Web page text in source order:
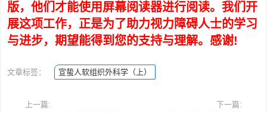
版，他们才能使用屏幕阅读器进行阅读。我们开
展这项工作，正是为了助力视力障碍人士的学习
与进步，期望能得到您的支持与理解。感谢!
文章标签： 宣蛰人软组织外科学（上）
上一篇: 下一篇: